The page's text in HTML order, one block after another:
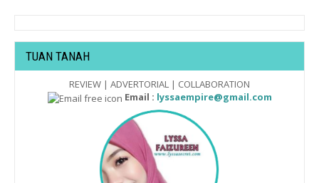
TUAN TANAH
REVIEW | ADVERTORIAL | COLLABORATION
Email : lyssaempire@gmail.com